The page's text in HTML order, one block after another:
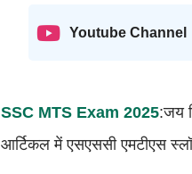
Youtube Channel
SSC MTS Exam 2025:जय
आर्टिकल में एसएससी एमटीएस